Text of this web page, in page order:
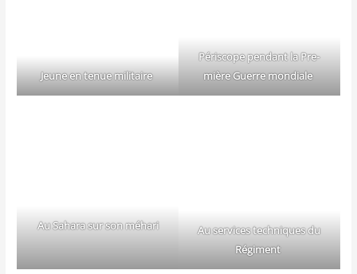
Jeune en tenue militaire
Péri­scope pen­dant la Pre­
mière Guerre mondiale
Au Saha­ra sur son méhari
Au ser­vices tech­niques du
Régiment